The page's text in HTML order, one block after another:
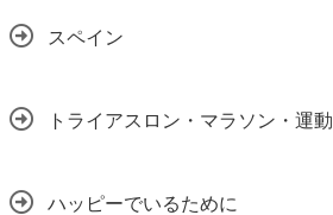
スペイン
トライアスロン・マラソン・運動
ハッピーでいるために